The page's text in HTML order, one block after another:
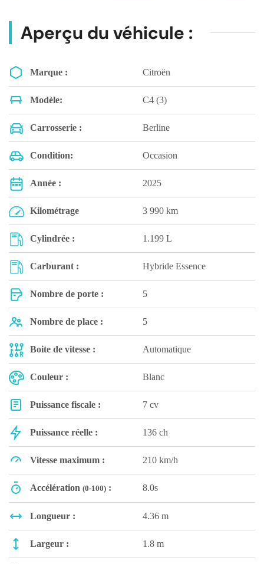
Aperçu du véhicule :
Marque : Citroën
Modèle: C4 (3)
Carrosserie : Berline
Condition: Occasion
Année : 2025
Kilométrage 3 990 km
Cylindrée : 1.199 L
Carburant : Hybride Essence
Nombre de porte : 5
Nombre de place : 5
Boite de vitesse : Automatique
Couleur : Blanc
Puissance fiscale : 7 cv
Puissance réelle : 136 ch
Vitesse maximum : 210 km/h
Accélération (0-100) : 8.0s
Longueur : 4.36 m
Largeur : 1.8 m